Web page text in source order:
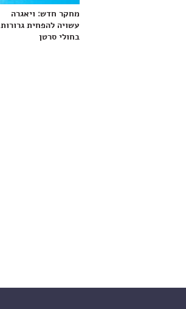
מחקר חדש: ויאגרה
עשויה להפחית גרורות
בחולי סרטן